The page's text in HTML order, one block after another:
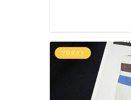
プロダクト